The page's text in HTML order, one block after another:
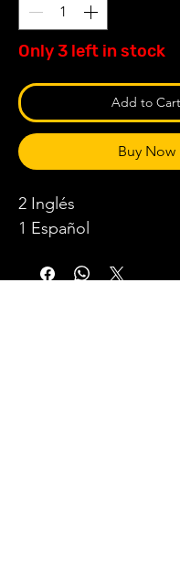
Only 3 left in stock
Add to Cart
Buy Now
2 Inglés
1 Español